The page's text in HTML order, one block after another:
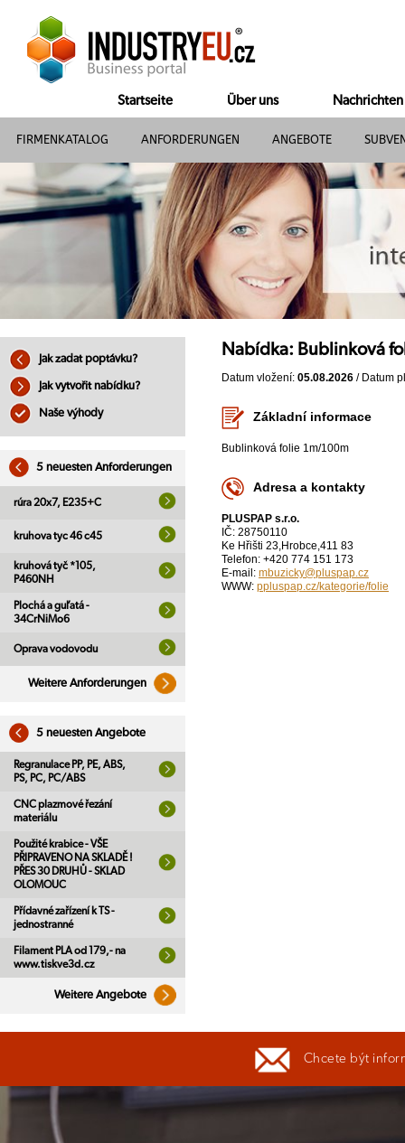
Startseite Über uns Nachrichten
FIRMENKATALOG ANFORDERUNGEN ANGEBOTE
Jak zadat poptávku?
Jak vytvořit nabídku?
Naše výhody
5 neuesten Anforderungen
rúra 20x7, E235+C
kruhova tyc 46 c45
kruhová tyč *105,
P460NH
Plochá a guľatá -
34CrNiMo6
Oprava vodovodu
Weitere Anforderungen
5 neuesten Angebote
Regranulace PP, PE, ABS,
PS, PC, PC/ABS
CNC plazmové řezání
materiálu
Použité krabice - VŠE
PŘIPRAVENO NA SKLADĚ !
PŘES 30 DRUHŮ - SKLAD
OLOMOUC
Přídavné zařízení k TS -
jednostranné
Filament PLA od 179,- na
www.tiskve3d.cz
Weitere Angebote
Nabídka: Bublinková
Datum vložení: 05.08.2026 / Datum
Základní informace
Bublinková folie 1m/100m
Adresa a kontakty
PLUSPAP s.r.o.
IČ: 28750110
Ke Hřišti 23,Hrobce,411 83
Telefon: +420 774 151 173
E-mail: mbuzicky@pluspap.cz
WWW: ppluspap.cz/kategorie/folie
Chcete být